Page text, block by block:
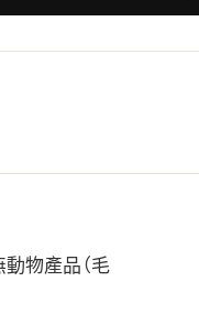
物產品（毛